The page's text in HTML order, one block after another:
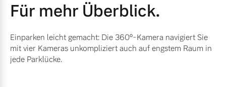
Für mehr Überblick.
Einparken leicht gemacht: Die 360°-Kamera navigiert Sie
mit vier Kameras unkompliziert auch auf engstem Raum in
jede Parklücke.